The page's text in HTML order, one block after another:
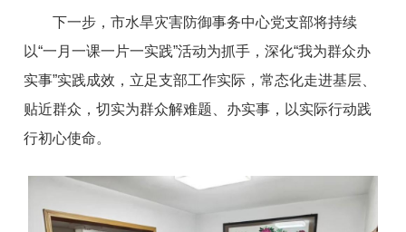
下一步，市水旱灾害防御事务中心党支部将持续
以“一月一课一片一实践”活动为抓手，深化“我为群众办
实事”实践成效，立足支部工作实际，常态化走进基层、
贴近群众，切实为群众解难题、办实事，以实际行动践
行初心使命。